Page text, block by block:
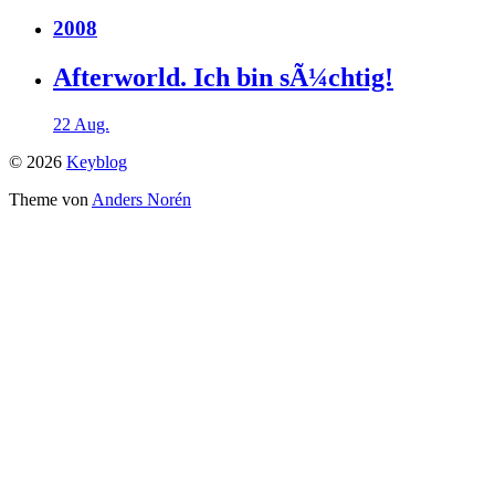
2008
Afterworld. Ich bin sÃ¼chtig!
22 Aug.
© 2026 Keyblog
Theme von Anders Norén